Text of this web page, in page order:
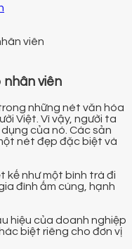
nhân viên
những nét văn hóa
Việt. Vì vậy, người ta
của nó. Các sản
nét đẹp đặc biệt và
kế như một bình trà đi
đình ấm cúng, hạnh
hiệu của doanh nghiệp
biệt riêng cho đơn vị